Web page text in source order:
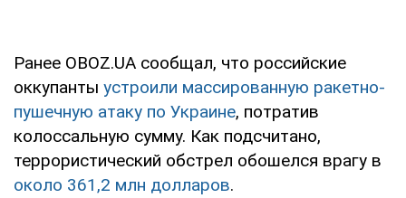
Ранее OBOZ.UA сообщал, что российские
оккупанты устроили массированную ракетно-
пушечную атаку по Украине, потратив
колоссальную сумму. Как подсчитано,
террористический обстрел обошелся врагу в
около 361,2 млн долларов.